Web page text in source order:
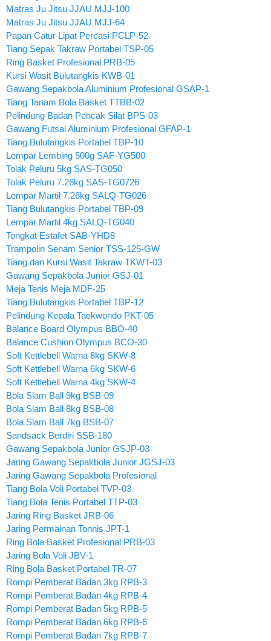
Matras Ju Jitsu JJAU MJJ-100
Matras Ju Jitsu JJAU MJJ-64
Papan Catur Lipat Percasi PCLP-52
Tiang Sepak Takraw Portabel TSP-05
Ring Basket Profesional PRB-05
Kursi Wasit Bulutangkis KWB-01
Gawang Sepakbola Aluminium Profesional GSAP-1
Tiang Tanam Bola Basket TTBB-02
Pelindung Badan Pencak Silat BPS-03
Gawang Futsal Aluminium Profesional GFAP-1
Tiang Bulutangkis Portabel TBP-10
Lempar Lembing 500g SAF-YG500
Tolak Peluru 5kg SAS-TG050
Tolak Peluru 7.26kg SAS-TG0726
Lempar Martil 7.26kg SALQ-TG026
Tiang Bulutangkis Portabel TBP-09
Lempar Martil 4kg SALQ-TG040
Tongkat Estafet SAB-YHD8
Trampolin Senam Senior TSS-125-GW
Tiang dan Kursi Wasit Takraw TKWT-03
Gawang Sepakbola Junior GSJ-01
Meja Tenis Meja MDF-25
Tiang Bulutangkis Portabel TBP-12
Pelindung Kepala Taekwondo PKT-05
Balance Board Olympus BBO-40
Balance Cushion Olympus BCO-30
Soft Kettlebell Warna 8kg SKW-8
Soft Kettlebell Warna 6kg SKW-6
Soft Kettlebell Warna 4kg SKW-4
Bola Slam Ball 9kg BSB-09
Bola Slam Ball 8kg BSB-08
Bola Slam Ball 7kg BSB-07
Sandsack Berdiri SSB-180
Gawang Sepakbola Junior GSJP-03
Jaring Gawang Sepakbola Junior JGSJ-03
Jaring Gawang Sepakbola Profesional
Tiang Bola Voli Portabel TVP-03
Tiang Bola Tenis Portabel TTP-03
Jaring Ring Basket JRB-06
Jaring Permainan Tonnis JPT-1
Ring Bola Basket Profesional PRB-03
Jaring Bola Voli JBV-1
Ring Bola Basket Portabel TR-07
Rompi Pemberat Badan 3kg RPB-3
Rompi Pemberat Badan 4kg RPB-4
Rompi Pemberat Badan 5kg RPB-5
Rompi Pemberat Badan 6kg RPB-6
Rompi Pemberat Badan 7kg RPB-7